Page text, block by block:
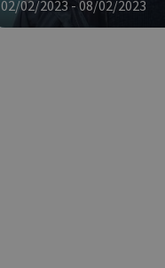
02/02/2023 - 08/02/2023
για ένα
είναι
ο
ένα καλό
Google
δηλαδή να
είναι το